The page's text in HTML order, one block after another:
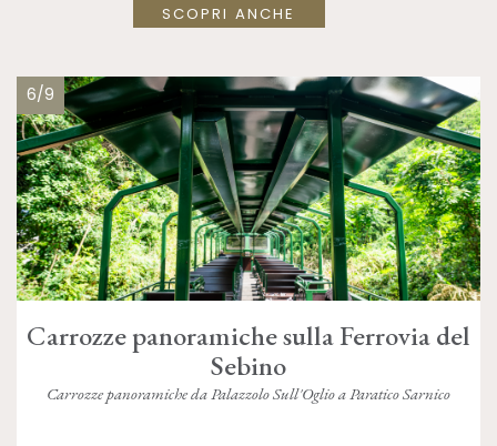
SCOPRI ANCHE
6/9
Carrozze panoramiche sulla Ferrovia del
Sebino
Carrozze panoramiche da Palazzolo Sull'Oglio a Paratico Sarnico